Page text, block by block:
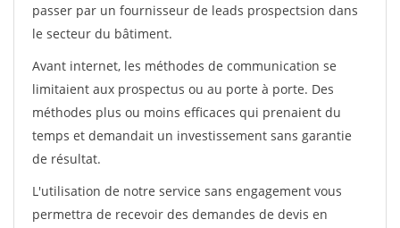
passer par un fournisseur de leads prospectsion dans
le secteur du bâtiment.
Avant internet, les méthodes de communication se
limitaient aux prospectus ou au porte à porte. Des
méthodes plus ou moins efficaces qui prenaient du
temps et demandait un investissement sans garantie
de résultat.
L'utilisation de notre service sans engagement vous
permettra de recevoir des demandes de devis en